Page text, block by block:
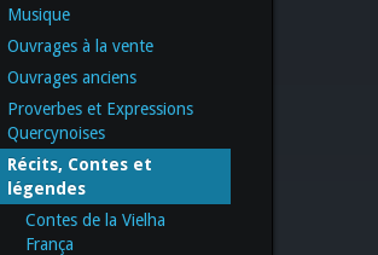
Musique
Ouvrages à la vente
Ouvrages anciens
Proverbes et Expressions
Quercynoises
Récits, Contes et
légendes
Contes de la Vielha
França